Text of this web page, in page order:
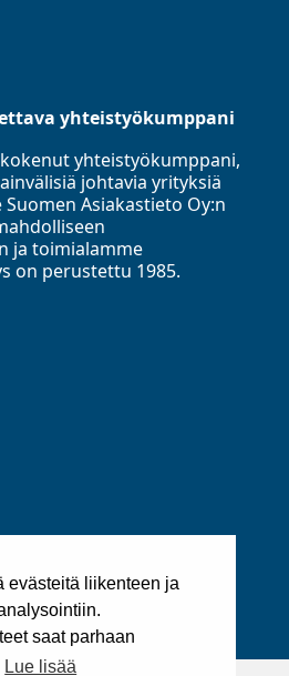
evästeitä liikenteen ja
saat parhaan
Lue lisää
yhteistyökumppani
yhteistyökumppani,
johtavia yrityksiä
Asiakastieto Oy:n
ja toimialamme
on perustettu 1985.